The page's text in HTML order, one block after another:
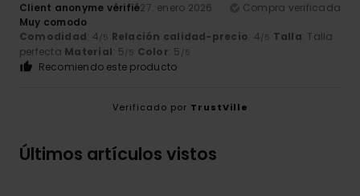
Client anonyme vérifié27. enero 2026
Compra verificada
Muy comodo
Comodidad: 4/5 Relación calidad-precio: 4/5 Talla: Talla
perfecta Material: 5/5 Color: 5 /5
Recomiendo este producto
Verificado por TrustVille
Últimos artículos vistos